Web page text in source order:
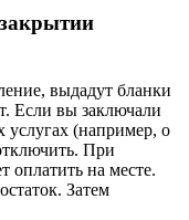
выдадут бланки
Если вы заключали
услугах (например, о
При
оплатить на месте.
Затем